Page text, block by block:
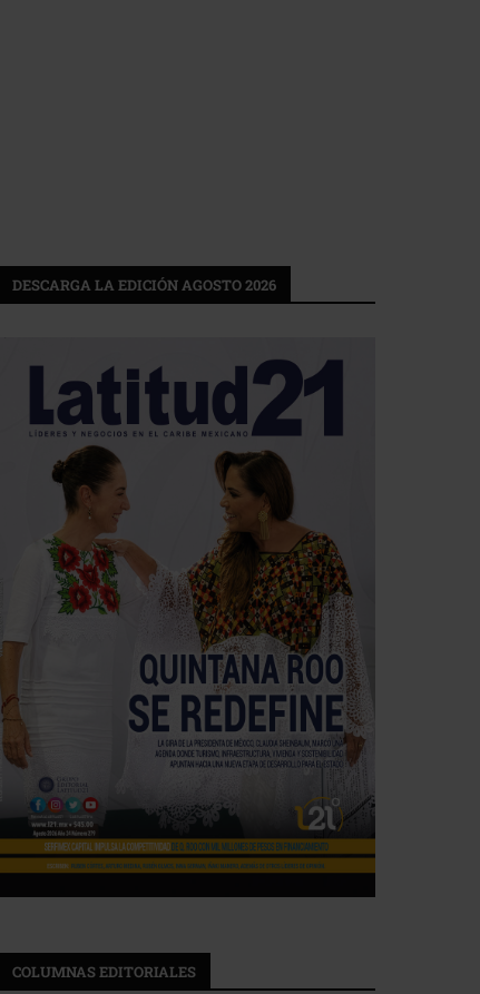
DESCARGA LA EDICIÓN AGOSTO 2026
COLUMNAS EDITORIALES